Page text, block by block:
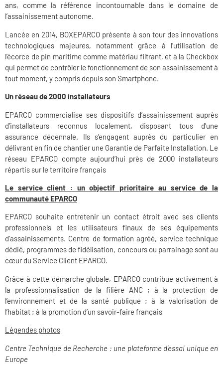
ans, comme la référence incontournable dans le domaine de
l’assainissement autonome.
Lancée en 2014, BOXEPARCO présente à son tour des innovations
technologiques majeures, notamment grâce à l’utilisation de
l’écorce de pin maritime comme matériau filtrant, et à la Checkbox
qui permet de contrôler le fonctionnement de son assainissement à
tout moment, y compris depuis son Smartphone.
Un réseau de 2000 installateurs
EPARCO commercialise ses dispositifs d’assainissement auprès
d’installateurs reconnus localement, disposant tous d’une
assurance décennale. Ils s’engagent auprès du particulier en
délivrant en fin de chantier une Garantie de Parfaite Installation. Le
réseau EPARCO compte aujourd’hui près de 2000 installateurs
répartis sur le territoire français
Le service client : un objectif prioritaire au service de la
communauté EPARCO
EPARCO souhaite entretenir un contact étroit avec ses clients
professionnels et les utilisateurs finaux de ses équipements
d’assainissements. Centre de formation agréé, service technique
dédié, programmes de fidélisation, concours ou parrainage sont au
cœur du Service Client EPARCO.
Grâce à cette démarche globale, EPARCO contribue activement à
la professionnalisation de la filière ANC ; à la protection de
l’environnement et de la santé publique ; à la valorisation de
l’habitat ; à la promotion d’un savoir-faire français
Légendes photos
Centre Technique de Recherche : une plateforme d’essai unique en
Europe